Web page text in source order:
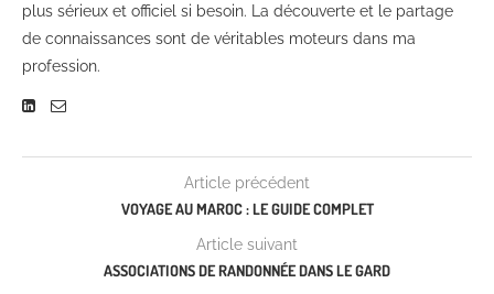
plus sérieux et officiel si besoin. La découverte et le partage
de connaissances sont de véritables moteurs dans ma
profession.
Article précédent
VOYAGE AU MAROC : LE GUIDE COMPLET
Article suivant
ASSOCIATIONS DE RANDONNÉE DANS LE GARD